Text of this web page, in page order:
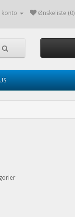
konto Ønskeliste (0)